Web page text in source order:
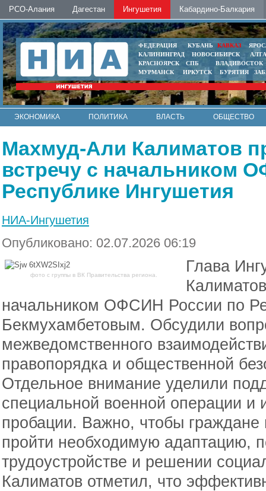
РСО-Алания Дагестан Ингушетия Кабардино-Балкария
ФЕДЕРАЦИЯ КУБАНЬ КАВКАЗ
КАЛИНИНГРАД
НОВОСИБИРСК
КРАСНОЯРСК
СПБ
ВЛАДИВОСТОК
МУРМАНСК
ИРКУТСК БУРЯТИЯ
ЭКОНОМИКА ПОЛИТИКА ВЛАСТЬ
ОБЩЕСТВО
Махмуд-Али Калиматов
встречу с начальником
Республике Ингушетия
НИА-Ингушетия
Опубликовано: 02.07.2026 06:19
фото с группы в ВК Правительства региона.
Глава
начальником ОФСИН России по
Бекмухамбетовым. Обсудили
межведомственного
правопорядка и общественной
Отдельное внимание уделили
специальной военной операции и
пробации. Важно, чтобы
пройти необходимую адаптацию,
трудоустройстве и решении
Калиматов отметил, что